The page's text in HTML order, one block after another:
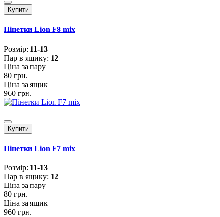
Купити
Пінетки Lion F8 mix
Розмiр: 11-13
Пар в ящику: 12
Ціна за пару
80 грн.
Ціна за ящик
960 грн.
Купити
Пінетки Lion F7 mix
Розмiр: 11-13
Пар в ящику: 12
Ціна за пару
80 грн.
Ціна за ящик
960 грн.